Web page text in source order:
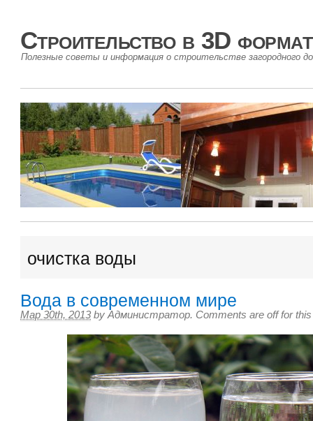
Строительство в 3D
Полезные советы и информация о строительстве загородного
очистка воды
Вода в современном мире
Мар 30th, 2013 by Администратор. Comments are off for